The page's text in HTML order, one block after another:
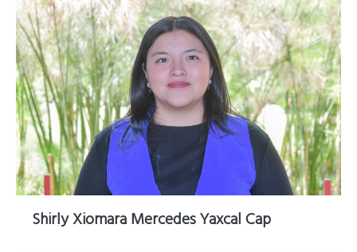
Shirly Xiomara Mercedes Yaxcal Cap